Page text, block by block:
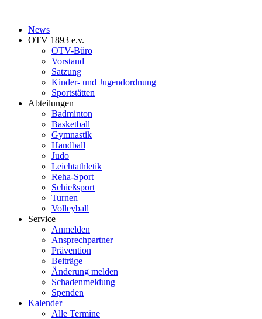
News
OTV 1893 e.v.
OTV-Büro
Vorstand
Satzung
Kinder- und Jugendordnung
Sportstätten
Abteilungen
Badminton
Basketball
Gymnastik
Handball
Judo
Leichtathletik
Reha-Sport
Schießsport
Turnen
Volleyball
Service
Anmelden
Ansprechpartner
Prävention
Beiträge
Änderung melden
Schadenmeldung
Spenden
Kalender
Alle Termine